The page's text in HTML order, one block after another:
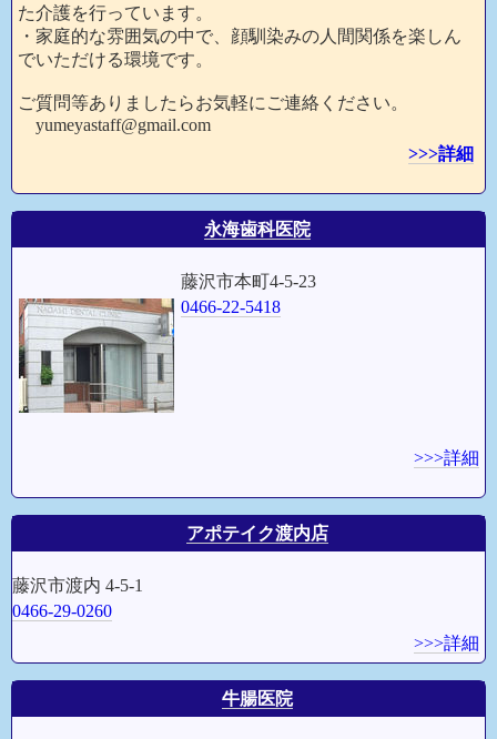
た介護を行っています。
・家庭的な雰囲気の中で、顔馴染みの人間関係を楽しん
でいただける環境です。
ご質問等ありましたらお気軽にご連絡ください。
yumeyastaff@gmail.com
>>>詳細
永海歯科医院
藤沢市本町4-5-23
0466-22-5418
>>>詳細
アポテイク渡内店
藤沢市渡内 4-5-1
0466-29-0260
>>>詳細
牛腸医院